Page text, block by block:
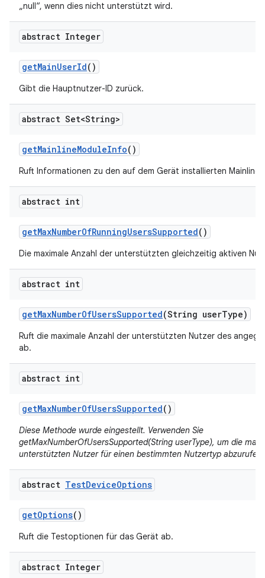
„null“, wenn dies nicht unterstützt wird.
abstract Integer
getMainUserId()
Gibt die Hauptnutzer-ID zurück.
abstract Set<String>
getMainlineModuleInfo()
Ruft Informationen zu den auf dem Gerät installierten
abstract int
getMaxNumberOfRunningUsersSupported()
Die maximale Anzahl der unterstützten gleichzeitig aktiven
abstract int
getMaxNumberOfUsersSupported(String userType)
Ruft die maximale Anzahl der unterstützten Nutzer des
ab.
abstract int
getMaxNumberOfUsersSupported()
Diese Methode wurde eingestellt. Verwenden Sie
getMaxNumberOfUsersSupported(String userType), um die
unterstützten Nutzer für einen bestimmten Nutzertyp abzurufen.
abstract TestDeviceOptions
getOptions()
Ruft die Testoptionen für das Gerät ab.
abstract Integer